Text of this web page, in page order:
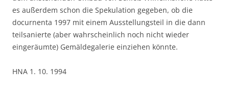
es außerdem schon die Spekulation gegeben, ob die
docurnenta 1997 mit einem Ausstellungsteil in die dann
teilsanierte (aber wahrscheinlich noch nicht wieder
eingeräumte) Gemäldegalerie einziehen könnte.
HNA 1. 10. 1994